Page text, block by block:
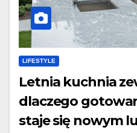
LIFESTYLE
Letnia kuchnia
dlaczego
staje się nowym